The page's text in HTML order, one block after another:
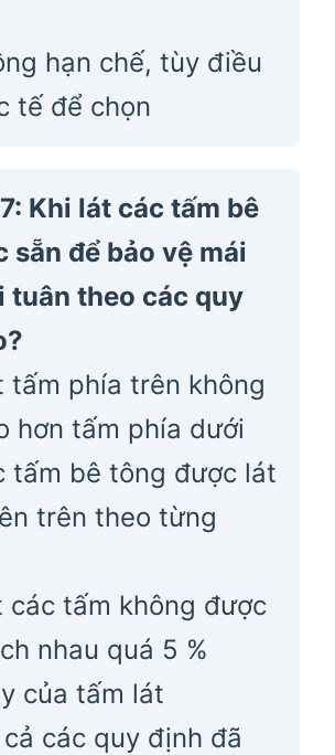
hạn chế, tùy điều
tế để chọn
Khi lát các tấm bê
sẵn để bảo vệ mái
tuân theo các quy
tấm phía trên không
hơn tấm phía dưới
tấm bê tông được lát
trên theo từng
các tấm không được
nhau quá 5 %
của tấm lát
các quy định đã